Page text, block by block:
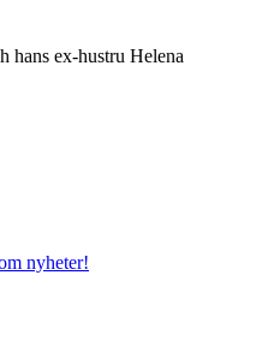
hans ex-hustru Helena
nyheter!